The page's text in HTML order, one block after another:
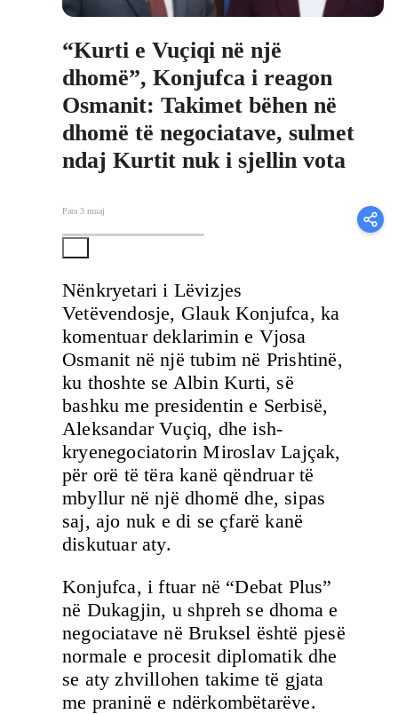
“Kurti e Vuçiqi në një
dhomë”, Konjufca i reagon
Osmanit: Takimet bëhen në
dhomë të negociatave, sulmet
ndaj Kurtit nuk i sjellin vota
Para 3 muaj
Nënkryetari i Lëvizjes
Vetëvendosje, Glauk Konjufca, ka
komentuar deklarimin e Vjosa
Osmanit në një tubim në Prishtinë,
ku thoshte se Albin Kurti, së
bashku me presidentin e Serbisë,
Aleksandar Vuçiq, dhe ish-
kryenegociatorin Miroslav Lajçak,
për orë të tëra kanë qëndruar të
mbyllur në një dhomë dhe, sipas
saj, ajo nuk e di se çfarë kanë
diskutuar aty.
Konjufca, i ftuar në “Debat Plus”
në Dukagjin, u shpreh se dhoma e
negociatave në Bruksel është pjesë
normale e procesit diplomatik dhe
se aty zhvillohen takime të gjata
me praninë e ndërkombëtarëve.